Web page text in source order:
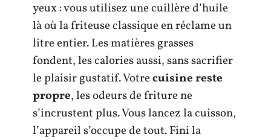
yeux : vous utilisez une cuillère d’huile
là où la friteuse classique en réclame un
litre entier. Les matières grasses
fondent, les calories aussi, sans sacrifier
le plaisir gustatif. Votrecuisine reste
propre, les odeurs de friture ne
s’incrustent plus. Vous lancez la cuisson,
l’appareil s’occupe de tout. Fini la